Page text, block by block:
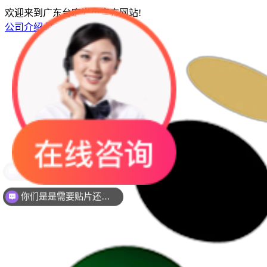
欢迎来到广东台宏光电官方网站!
公司介绍 联系我们 网站地图
你们是是需要贴片还是插件灯珠呢？